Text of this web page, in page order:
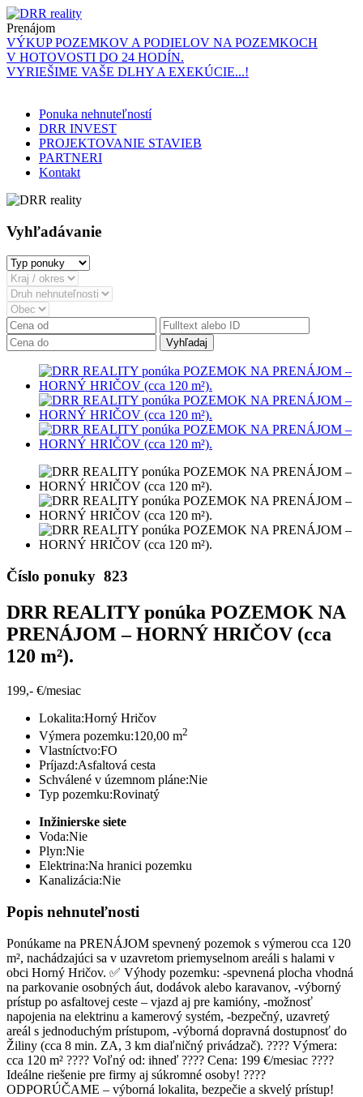
Prenájom
VÝKUP POZEMKOV A PODIELOV NA POZEMKOCH
V HOTOVOSTI DO 24 HODÍN.
VYRIEŠIME VAŠE DLHY A EXEKÚCIE...!
Ponuka nehnuteľností
DRR INVEST
PROJEKTOVANIE STAVIEB
PARTNERI
Kontakt
Vyhľadávanie
Vyhľadaj
Číslo ponuky 823
DRR REALITY ponúka POZEMOK NA
PRENÁJOM – HORNÝ HRIČOV (cca
120 m²).
199,- €/mesiac
Lokalita:Horný Hričov
Výmera pozemku:120,00 m2
Vlastníctvo:FO
Príjazd:Asfaltová cesta
Schválené v územnom pláne:Nie
Typ pozemku:Rovinatý
Inžinierske siete
Voda:Nie
Plyn:Nie
Elektrina:Na hranici pozemku
Kanalizácia:Nie
Popis nehnuteľnosti
Ponúkame na PRENÁJOM spevnený pozemok s výmerou cca 120
m², nachádzajúci sa v uzavretom priemyselnom areáli s halami v
obci Horný Hričov. ✅ Výhody pozemku: -spevnená plocha vhodná
na parkovanie osobných áut, dodávok alebo karavanov, -výborný
prístup po asfaltovej ceste – vjazd aj pre kamióny, -možnosť
napojenia na elektrinu a kamerový systém, -bezpečný, uzavretý
areál s jednoduchým prístupom, -výborná dopravná dostupnosť do
Žiliny (cca 8 min. ZA, 3 km diaľničný privádzač). ???? Výmera:
cca 120 m² ???? Voľný od: ihneď ???? Cena: 199 €/mesiac ????
Ideálne riešenie pre firmy aj súkromné osoby! ????
ODPORÚČAME – výborná lokalita, bezpečie a skvelý prístup!